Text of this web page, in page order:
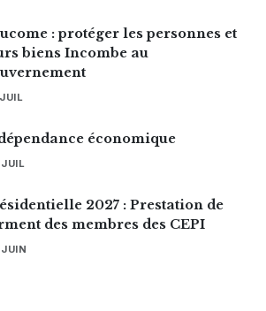
: protéger les personnes et
biens Incombe au
économique
2027 : Prestation de
des membres des CEPI